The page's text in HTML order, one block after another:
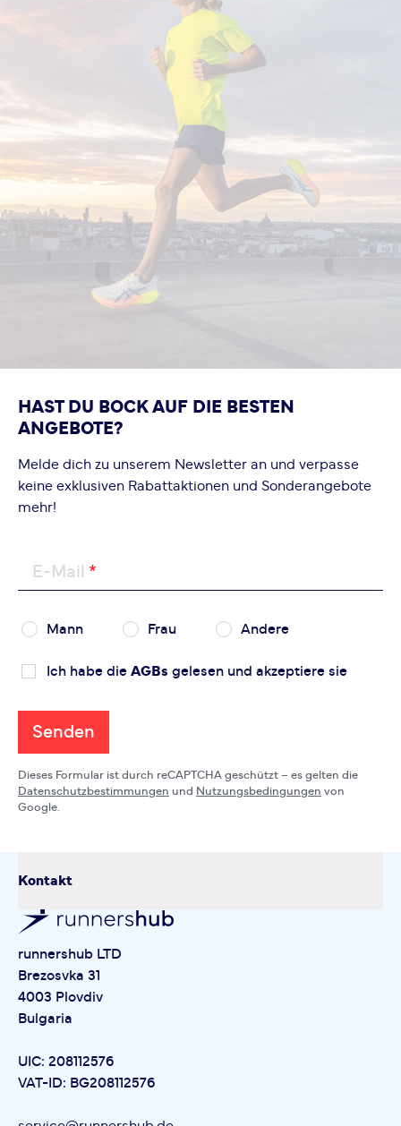
HAST DU BOCK AUF DIE BESTEN
ANGEBOTE?
Melde dich zu unserem Newsletter an und verpasse
keine exklusiven Rabattaktionen und Sonderangebote
mehr!
E-Mail
Mann Frau Andere
Ich habe die AGBs gelesen und akzeptiere sie
Senden
Dieses Formular ist durch reCAPTCHA geschützt – es gelten die
Datenschutzbestimmungen und Nutzungsbedingungen von
Google.
Kontakt
runnershub LTD
Brezosvka 31
4003 Plovdiv
Bulgaria
UIC: 208112576
VAT-ID: BG208112576